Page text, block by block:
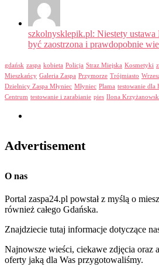
szkolnysklepik.pl: Niestety
być zaostrzona i prawdopobnie
gdańsk zaspa kobieta Policja Straz Miejska Kosmetyki
Mieszkańcy Galeria Zaspa Przymorze Trójmiasto
Dzielnicy Zaspa Młyniec Młyniec Plama testowanie dla
Centrum testowanie i zarabianie pies Ilona
Advertisement
O nas
Portal zaspa24.pl powstał z myślą o
również całego Gdańska.
Znajdziecie tutaj informacje dotyczące
Najnowsze wieści, ciekawe zdjęcia oraz
oferty jaką dla Was przygotowaliśmy.